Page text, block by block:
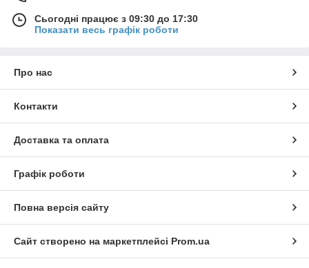
Сьогодні працює з 09:30 до 17:30
Показати весь графік роботи
Про нас
Контакти
Доставка та оплата
Графік роботи
Повна версія сайту
Сайт створено на маркетплейсі Prom.ua